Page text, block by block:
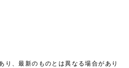
り、最新のものとは異なる場合があり